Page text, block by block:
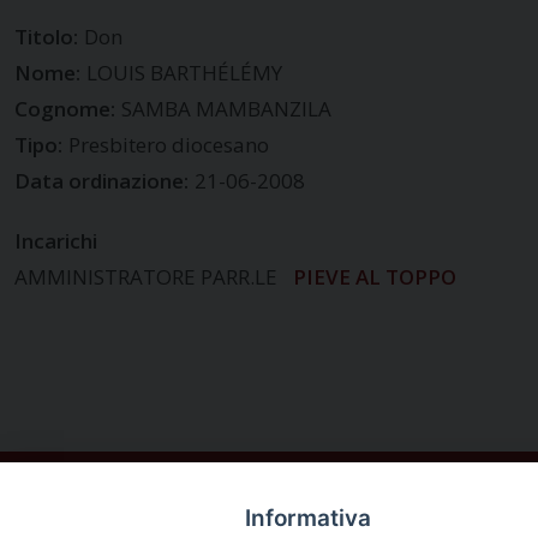
Titolo: Don
Nome: LOUIS BARTHÉLÉMY
Cognome: SAMBA MAMBANZILA
Tipo: Presbitero diocesano
Data ordinazione: 21-06-2008
Incarichi
AMMINISTRATORE PARR.LE
PIEVE AL TOPPO
Informativa